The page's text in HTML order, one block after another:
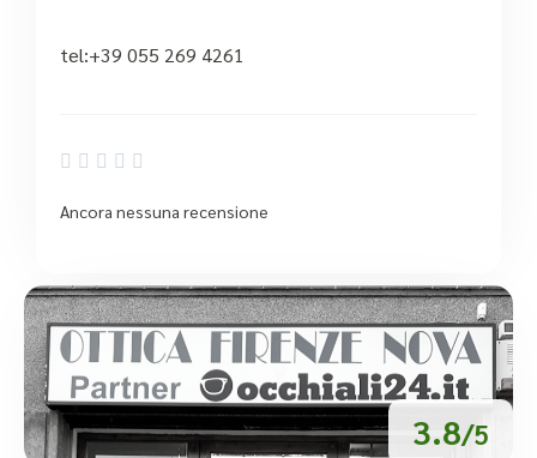
tel:+39 055 269 4261
    
Ancora nessuna recensione
3.8/5